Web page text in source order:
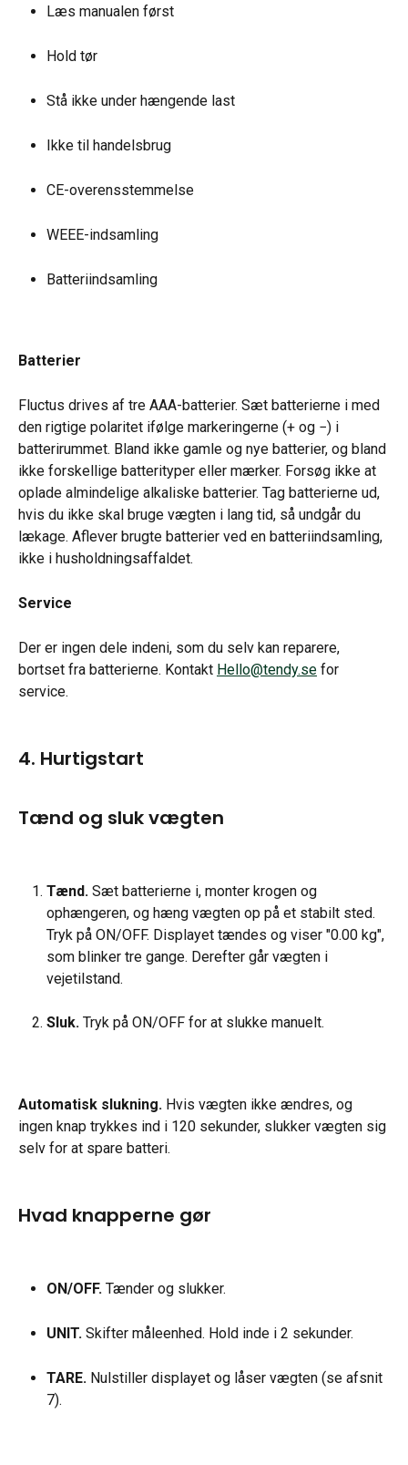
Læs manualen først
Hold tør
Stå ikke under hængende last
Ikke til handelsbrug
CE-overensstemmelse
WEEE-indsamling
Batteriindsamling
Batterier
Fluctus drives af tre AAA-batterier. Sæt batterierne i med
den rigtige polaritet ifølge markeringerne (+ og −) i
batterirummet. Bland ikke gamle og nye batterier, og bland
ikke forskellige batterityper eller mærker. Forsøg ikke at
oplade almindelige alkaliske batterier. Tag batterierne ud,
hvis du ikke skal bruge vægten i lang tid, så undgår du
lækage. Aflever brugte batterier ved en batteriindsamling,
ikke i husholdningsaffaldet.
Service
Der er ingen dele indeni, som du selv kan reparere,
bortset fra batterierne. Kontakt Hello@tendy.se for
service.
4. Hurtigstart
Tænd og sluk vægten
Tænd. Sæt batterierne i, monter krogen og
ophængeren, og hæng vægten op på et stabilt sted.
Tryk på ON/OFF. Displayet tændes og viser "0.00 kg",
som blinker tre gange. Derefter går vægten i
vejetilstand.
Sluk. Tryk på ON/OFF for at slukke manuelt.
Automatisk slukning. Hvis vægten ikke ændres, og
ingen knap trykkes ind i 120 sekunder, slukker vægten sig
selv for at spare batteri.
Hvad knapperne gør
ON/OFF. Tænder og slukker.
UNIT. Skifter måleenhed. Hold inde i 2 sekunder.
TARE. Nulstiller displayet og låser vægten (se afsnit
7).